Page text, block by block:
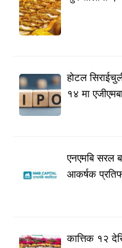
होटल
१४ मा
एनएमबि सरल
आकर्षक
कात्तिक १२